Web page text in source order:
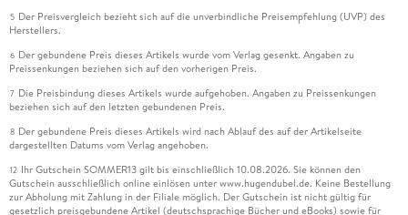
5 Der Preisvergleich bezieht sich auf die unverbindliche Preisempfehlung (UVP) des
Herstellers.
6 Der gebundene Preis dieses Artikels wurde vom Verlag gesenkt. Angaben zu
Preissenkungen beziehen sich auf den vorherigen Preis.
7 Die Preisbindung dieses Artikels wurde aufgehoben. Angaben zu Preissenkungen
beziehen sich auf den letzten gebundenen Preis.
8 Der gebundene Preis dieses Artikels wird nach Ablauf des auf der Artikelseite
dargestellten Datums vom Verlag angehoben.
12 Ihr Gutschein SOMMER13 gilt bis einschließlich 10.08.2026. Sie können den
Gutschein ausschließlich online einlösen unter www.hugendubel.de. Keine Bestellung
zur Abholung mit Zahlung in der Filiale möglich. Der Gutschein ist nicht gültig für
gesetzlich preisgebundene Artikel (deutschsprachige Bücher und eBooks) sowie für